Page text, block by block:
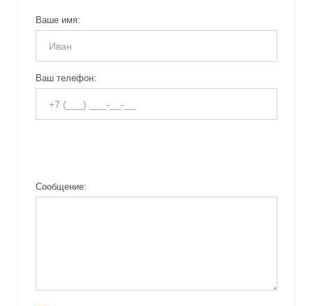
Ваше имя:
Ваш телефон:
Сообщение: